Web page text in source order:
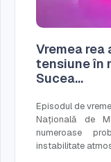
Vremea
tensiune în
Sucea...
Episodul de
Națională de
numeroase
instabilitate